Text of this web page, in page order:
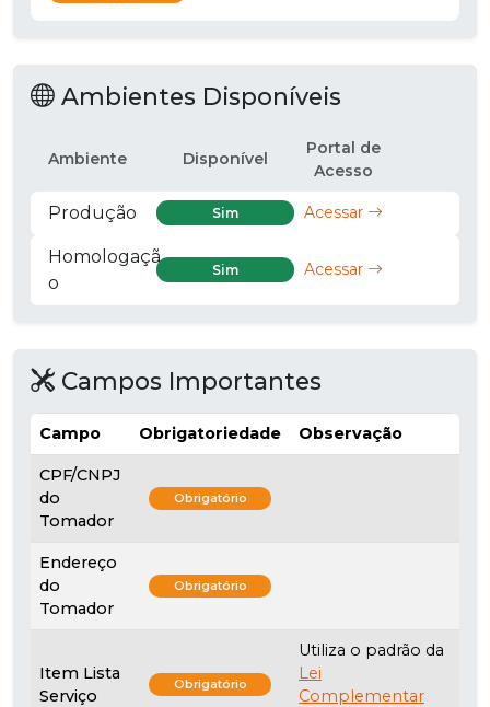
Ambientes Disponíveis
Ambiente Disponível
Portal de
Acesso
Produção Sim Acessar
Homologaçã
o
Sim Acessar
Campos Importantes
Campo Obrigatoriedade Observação
CPF/CNPJ
do
Tomador
Obrigatório
Endereço
do
Tomador
Obrigatório
Item Lista
Serviço
Obrigatório
Utiliza o padrão da
Lei
Complementar